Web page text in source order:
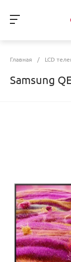
Главная / LCD
Samsung